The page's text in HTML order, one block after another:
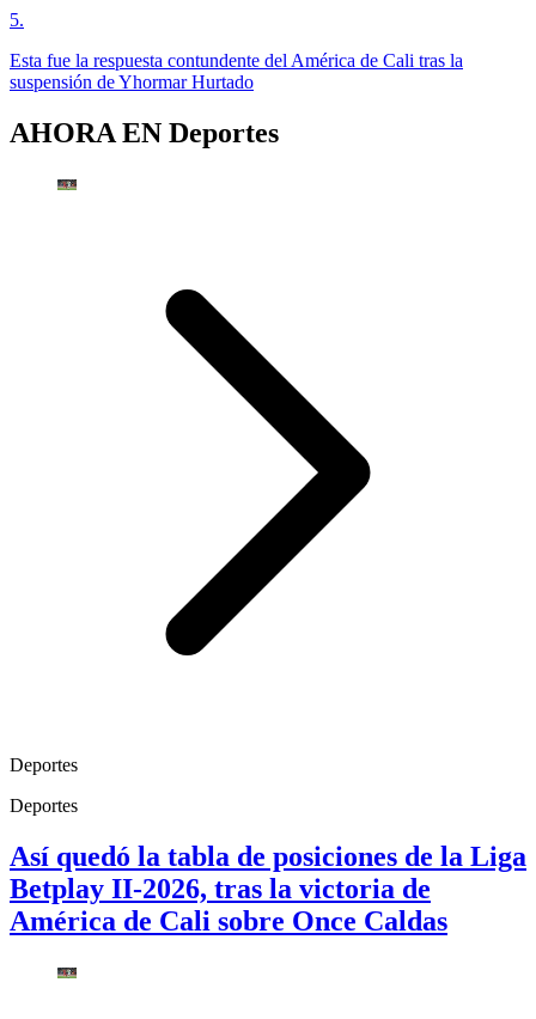
5.
Esta fue la respuesta contundente del América de Cali tras la
suspensión de Yhormar Hurtado
AHORA EN Deportes
Deportes
Deportes
Así quedó la tabla de posiciones de la Liga
Betplay II-2026, tras la victoria de
América de Cali sobre Once Caldas